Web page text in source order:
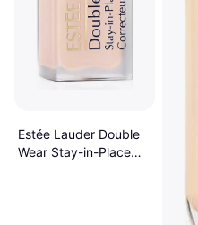
Estée Lauder Double
Wear Stay-in-Place